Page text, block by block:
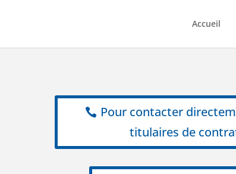
Accueil
Pour contacter
titulaires de